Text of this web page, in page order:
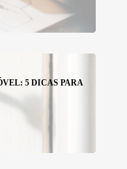
5 DICAS PARA